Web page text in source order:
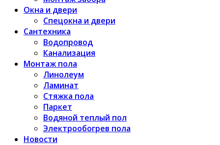
Окна и двери
Спецокна и двери
Сантехника
Водопровод
Канализация
Монтаж пола
Линолеум
Ламинат
Стяжка пола
Паркет
Водяной теплый пол
Электрообогрев пола
Новости